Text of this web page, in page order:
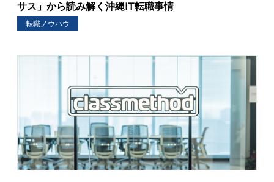
サス」から読み解く沖縄IT転職事情
転職ノウハウ